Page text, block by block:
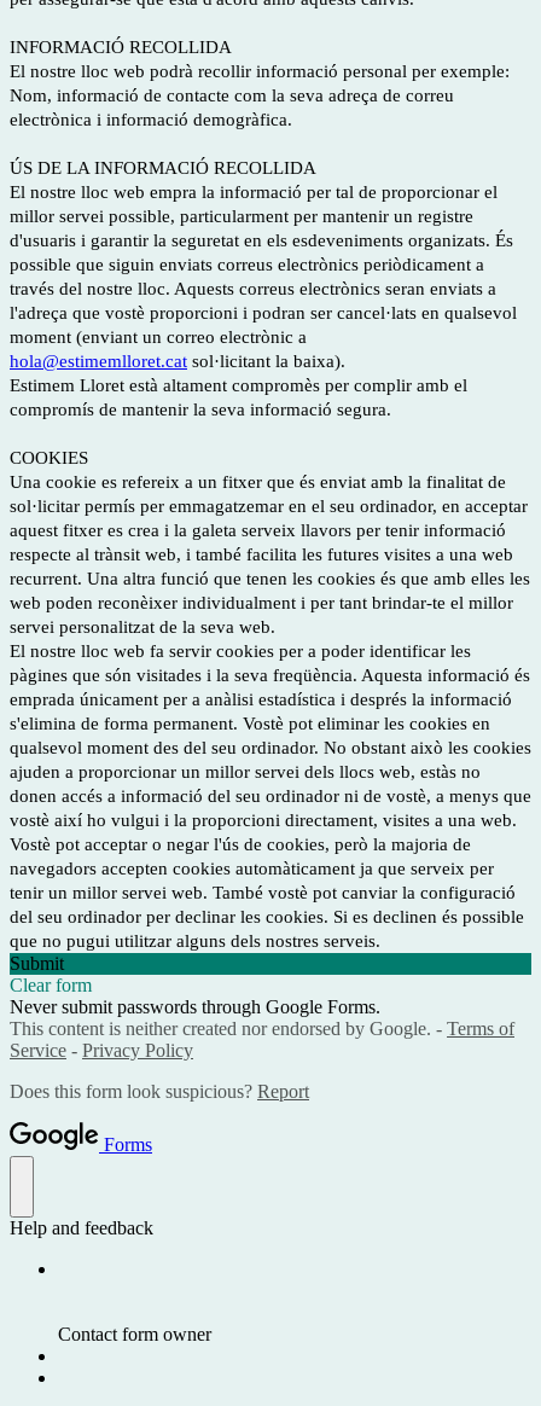
INFORMACIÓ RECOLLIDA
El nostre lloc web podrà recollir informació personal per exemple:
Nom, informació de contacte com la seva adreça de correu
electrònica i informació demogràfica.
ÚS DE LA INFORMACIÓ RECOLLIDA
El nostre lloc web empra la informació per tal de proporcionar el
millor servei possible, particularment per mantenir un registre
d'usuaris i garantir la seguretat en els esdeveniments organizats. És
possible que siguin enviats correus electrònics periòdicament a
través del nostre lloc. Aquests correus electrònics seran enviats a
l'adreça que vostè proporcioni i podran ser cancel·lats en qualsevol
moment (enviant un correo electrònic a
hola@estimemlloret.cat sol·licitant la baixa).
Estimem Lloret està altament compromès per complir amb el
compromís de mantenir la seva informació segura.
COOKIES
Una cookie es refereix a un fitxer que és enviat amb la finalitat de
sol·licitar permís per emmagatzemar en el seu ordinador, en acceptar
aquest fitxer es crea i la galeta serveix llavors per tenir informació
respecte al trànsit web, i també facilita les futures visites a una web
recurrent. Una altra funció que tenen les cookies és que amb elles les
web poden reconèixer individualment i per tant brindar-te el millor
servei personalitzat de la seva web.
El nostre lloc web fa servir cookies per a poder identificar les
pàgines que són visitades i la seva freqüència. Aquesta informació és
emprada únicament per a anàlisi estadística i després la informació
s'elimina de forma permanent. Vostè pot eliminar les cookies en
qualsevol moment des del seu ordinador. No obstant això les cookies
ajuden a proporcionar un millor servei dels llocs web, estàs no
donen accés a informació del seu ordinador ni de vostè, a menys que
vostè així ho vulgui i la proporcioni directament, visites a una web.
Vostè pot acceptar o negar l'ús de cookies, però la majoria de
navegadors accepten cookies automàticament ja que serveix per
tenir un millor servei web. També vostè pot canviar la configuració
del seu ordinador per declinar les cookies. Si es declinen és possible
que no pugui utilitzar alguns dels nostres serveis.
Submit
Clear form
Never submit passwords through Google Forms.
This content is neither created nor endorsed by Google. - Terms of
Service - Privacy Policy
Does this form look suspicious? Report
Forms
Help and feedback
Contact form owner